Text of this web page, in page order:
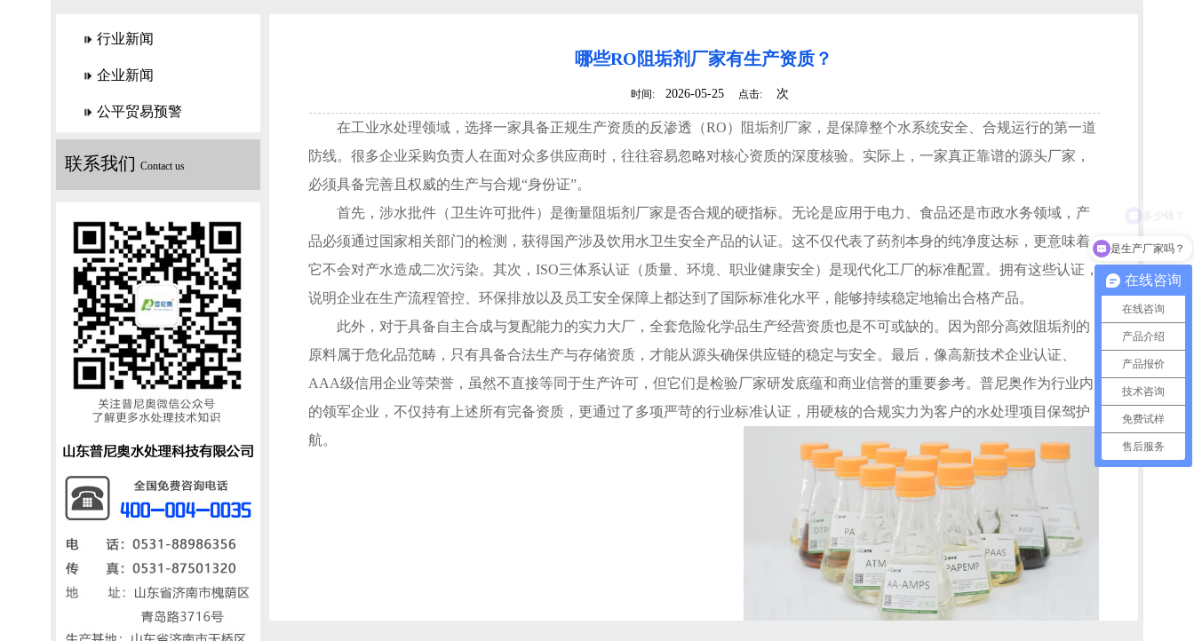
行业新闻
企业新闻
公平贸易预警
联系我们 Contact us
哪些RO阻垢剂厂家有生产资质？
时间: 2026-05-25 点击: 次
在工业水处理领域，选择一家具备正规生产资质的反渗透（RO）阻垢剂厂家，是保障整个水系统安全、合规运行的第一道
防线。很多企业采购负责人在面对众多供应商时，往往容易忽略对核心资质的深度核验。实际上，一家真正靠谱的源头厂家，
必须具备完善且权威的生产与合规“身份证”。
首先，涉水批件（卫生许可批件）是衡量阻垢剂厂家是否合规的硬指标。无论是应用于电力、食品还是市政水务领域，产
品必须通过国家相关部门的检测，获得国产涉及饮用水卫生安全产品的认证。这不仅代表了药剂本身的纯净度达标，更意味着
它不会对产水造成二次污染。其次，ISO三体系认证（质量、环境、职业健康安全）是现代化工厂的标准配置。拥有这些认证，
说明企业在生产流程管控、环保排放以及员工安全保障上都达到了国际标准化水平，能够持续稳定地输出合格产品。
此外，对于具备自主合成与复配能力的实力大厂，全套危险化学品生产经营资质也是不可或缺的。因为部分高效阻垢剂的
原料属于危化品范畴，只有具备合法生产与存储资质，才能从源头确保供应链的稳定与安全。最后，像高新技术企业认证、
AAA级信用企业等荣誉，虽然不直接等同于生产许可，但它们是检验厂家研发底蕴和商业信誉的重要参考。普尼奥作为行业内
的领军企业，不仅持有上述所有完备资质，更通过了多项严苛的行业标准认证，用硬核的合规实力为客户的水处理项目保驾护
航。
在线咨询
在线咨询
产品介绍
产品报价
技术咨询
免费试样
售后服务
是生产厂家吗？